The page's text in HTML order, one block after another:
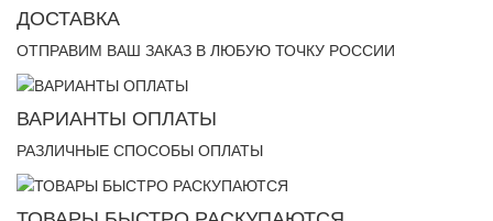
ДОСТАВКА
ОТПРАВИМ ВАШ ЗАКАЗ В ЛЮБУЮ ТОЧКУ РОССИИ
ВАРИАНТЫ ОПЛАТЫ
РАЗЛИЧНЫЕ СПОСОБЫ ОПЛАТЫ